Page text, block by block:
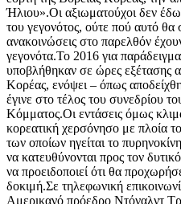
Ήλιου».Οι αξιωματούχοι δεν
του γεγονότος, ούτε πού αυτό θα
ανακοινώσεις στο παρελθόν
γεγονότα.Το 2016 για
υποβλήθηκαν σε ώρες εξέτασης
Κορέας, ενόψει – όπως
έγινε στο τέλος του συνεδρίου
Κόμματος.Οι εντάσεις όμως
κορεατική χερσόνησο με πλοία
των οποίων ηγείται το
να κατευθύνονται προς τον
να προειδοποιεί ότι θα
δοκιμή.Σε τηλεφωνική
Αμερικανό πρόεδρο Ντόναλντ